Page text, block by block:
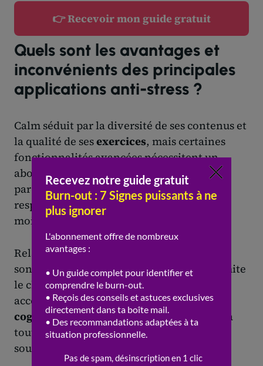
👉 Recevoir mon guide gratuit
Quels sont les avantages et
inconvénients des principales
applications anti-stress ?
Calm séduit par la diversité de ses contenus et
la qualité de sesexercices, mais certaines
fonctionnalités avancées nécessitent un
abonnement. Pranayama Free se distingue
par la simplicité de sestechniques
respiratoires, bien que son interface soit
moins moderne que d’autres solutions.
Relax Melodies offre une personnalisation
sonore unique, mais la version gratuite limite
le choix des sons. Sanvello propose un
accompagnement structuré enthérapie
cognitive comportementale, mais l’accès à
toutes les ressources demande parfois une
souscription.